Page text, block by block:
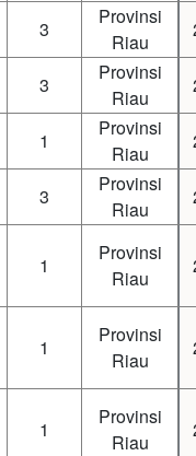
3
Provinsi
Riau
3
Provinsi
Riau
1
Provinsi
Riau
3
Provinsi
Riau
1
Provinsi
Riau
1
Provinsi
Riau
1
Provinsi
Riau